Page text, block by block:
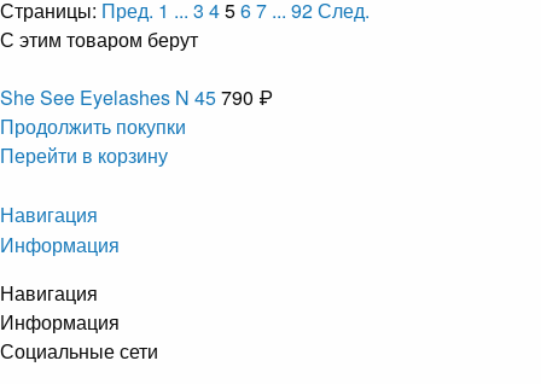
Страницы: Пред. 1 ... 3 4567 ... 92След.
С этим товаром берут
She See Eyelashes N 45790 ₽
Продолжить покупки
Перейти в корзину
Навигация
Информация
Навигация
Информация
Социальные сети